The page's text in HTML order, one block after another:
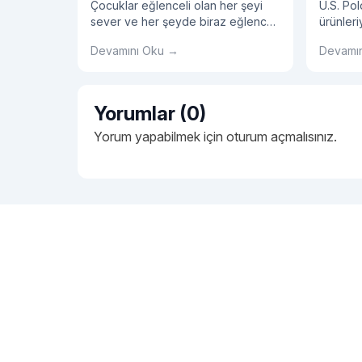
Çocuklar eğlenceli olan her şeyi
sever ve her şeyde biraz eğlence
olması da onlar için önemlidir.
önemlidir. Çünkü bu tasarımlar
içinde çocuklarınız mutlu olacaktır.
İsterseniz gelin, bu bilinçle
Devamını Oku →
U.S.
Yorumlar (0)
Yorum yapabilmek için oturum açmalısınız.